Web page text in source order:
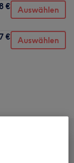
€ Auswählen
€ Auswählen